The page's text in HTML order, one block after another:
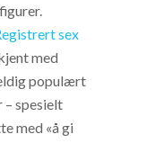
sex
med
populært
– spesielt
med «å gi